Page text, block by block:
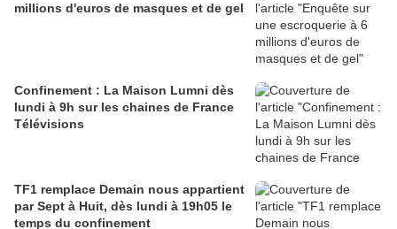
millions d'euros de masques et de gel
Confinement : La Maison Lumni dès
lundi à 9h sur les chaines de France
Télévisions
TF1 remplace Demain nous appartient
par Sept à Huit, dès lundi à 19h05 le
temps du confinement